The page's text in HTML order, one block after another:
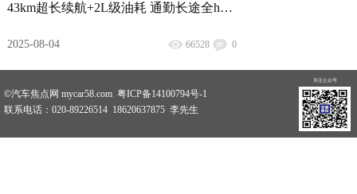
43km超长续航+2L级油耗 通勤长途全hold
2025-08-04 66528 0
©汽车焦点网 mycar58.com 粤ICP备14100794号-1
联系电话：020-89226514 18620637875 李先生
关注公众号